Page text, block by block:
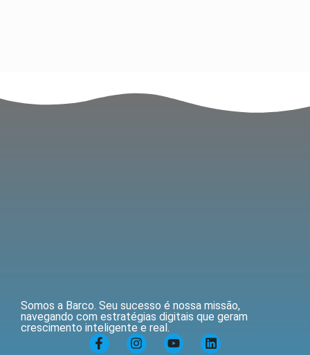
Somos a Barco. Seu sucesso é nossa missão,
navegando com estratégias digitais que geram
crescimento inteligente e real.